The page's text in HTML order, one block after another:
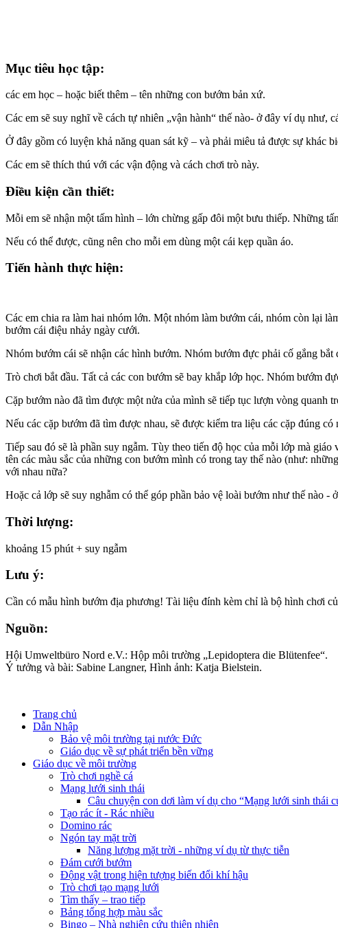
Mục tiêu học tập:
các em học – hoặc biết thêm – tên những con bướm bản xứ.
Các em sẽ suy nghĩ về cách tự nhiên „vận hành“ thế nào- ở đây ví dụ như,
Ở đây gồm có luyện khả năng quan sát kỹ – và phải miêu tả được sự khác
Các em sẽ thích thú với các vận động và cách chơi trò này.
Điều kiện cần thiết:
Mỗi em sẽ nhận một tấm hình – lớn chừng gấp đôi một bưu thiếp. Những
Nếu có thể được, cũng nên cho mỗi em dùng một cái kẹp quần áo.
Tiến hành thực hiện:
Các em chia ra làm hai nhóm lớn. Một nhóm làm bướm cái, nhóm còn lại
bướm cái điệu nhảy ngày cưới.
Nhóm bướm cái sẽ nhận các hình bướm. Nhóm bướm đực phải cố gắng
Trò chơi bắt đầu. Tất cả các con bướm sẽ bay khắp lớp học. Nhóm bướm
Cặp bướm nào đã tìm được một nửa của mình sẽ tiếp tục lượn vòng
Nếu các cặp bướm đã tìm được nhau, sẽ được kiểm tra liệu các cặp đúng
Tiếp sau đó sẽ là phần suy ngẫm. Tùy theo tiến độ học của mỗi lớp mà
tên các màu sắc của những con bướm mình có trong tay thế nào (như:
với nhau nữa?
Hoặc cả lớp sẽ suy nghẫm có thể góp phần bảo vệ loài bướm như thế nào
Thời lượng:
khoảng 15 phút + suy ngẫm
Lưu ý:
Cần có mẫu hình bướm địa phương! Tài liệu đính kèm chỉ là bộ hình chơi
Nguồn:
Hội Umweltbüro Nord e.V.: Hộp môi trường „Lepidoptera die Blütenfee“.
Ý tưởng và bài: Sabine Langner, Hình ảnh: Katja Bielstein.
Trang chủ
Dẫn Nhập
Bảo vệ môi trường tại nước Đức
Giáo dục về sự phát triển bền vững
Giáo dục về môi trường
Trò chơi nghề cá
Mạng lưới sinh thái
Câu chuyện con dơi làm ví dụ cho “Mạng lưới sinh thái
Tạo rác ít - Rác nhiều
Domino rác
Ngón tay mặt trời
Năng lượng mặt trời - những ví dụ từ thực tiễn
Đám cưới bướm
Động vật trong hiện tượng biến đổi khí hậu
Trò chơi tạo mạng lưới
Tìm thấy – trao tiếp
Bảng tổng hợp màu sắc
Bingo – Nhà nghiên cứu thiên nhiên